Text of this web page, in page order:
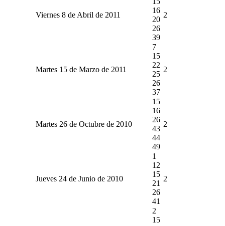
Viernes 8 de Abril de 2011
16
20
26
39
2
Martes 15 de Marzo de 2011
7
15
22
25
26
37
2
Martes 26 de Octubre de 2010
15
16
26
43
44
49
2
Jueves 24 de Junio de 2010
1
12
15
21
26
41
2
2
15